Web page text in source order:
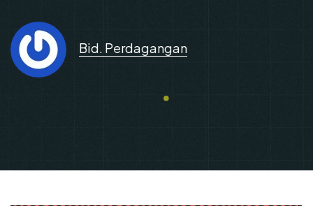
Bid. Perdagangan